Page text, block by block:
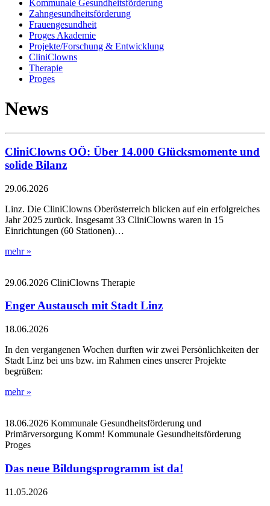
Kommunale Gesundheitsförderung
Zahngesundheitsförderung
Frauengesundheit
Proges Akademie
Projekte/Forschung & Entwicklung
CliniClowns
Therapie
Proges
News
CliniClowns OÖ: Über 14.000 Glücksmomente und
solide Bilanz
29.06.2026
Linz. Die CliniClowns Oberösterreich blicken auf ein erfolgreiches
Jahr 2025 zurück. Insgesamt 33 CliniClowns waren in 15
Einrichtungen (60 Stationen)…
mehr »
29.06.2026 CliniClowns Therapie
Enger Austausch mit Stadt Linz
18.06.2026
In den vergangenen Wochen durften wir zwei Persönlichkeiten der
Stadt Linz bei uns bzw. im Rahmen eines unserer Projekte
begrüßen:
mehr »
18.06.2026 Kommunale Gesundheitsförderung und
Primärversorgung Komm! Kommunale Gesundheitsförderung
Proges
Das neue Bildungsprogramm ist da!
11.05.2026